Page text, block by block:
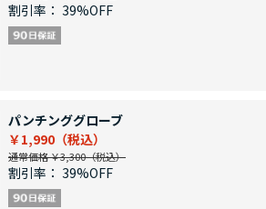
割引率： 39%OFF
パンチンググローブ
￥1,990
通常価格 ￥3,300
割引率： 39%OFF